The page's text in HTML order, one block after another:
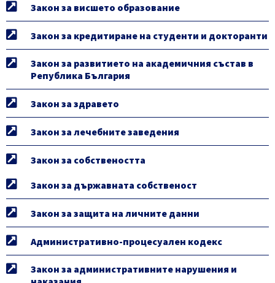
Закон за висшето образование
Закон за кредитиране на студенти и докторанти
Закон за развитието на академичния състав в
Република България
Закон за здравето
Закон за лечебните заведения
Закон за собствеността
Закон за държавната собственост
Закон за защита на личните данни
Административно-процесуален кодекс
Закон за административните нарушения и